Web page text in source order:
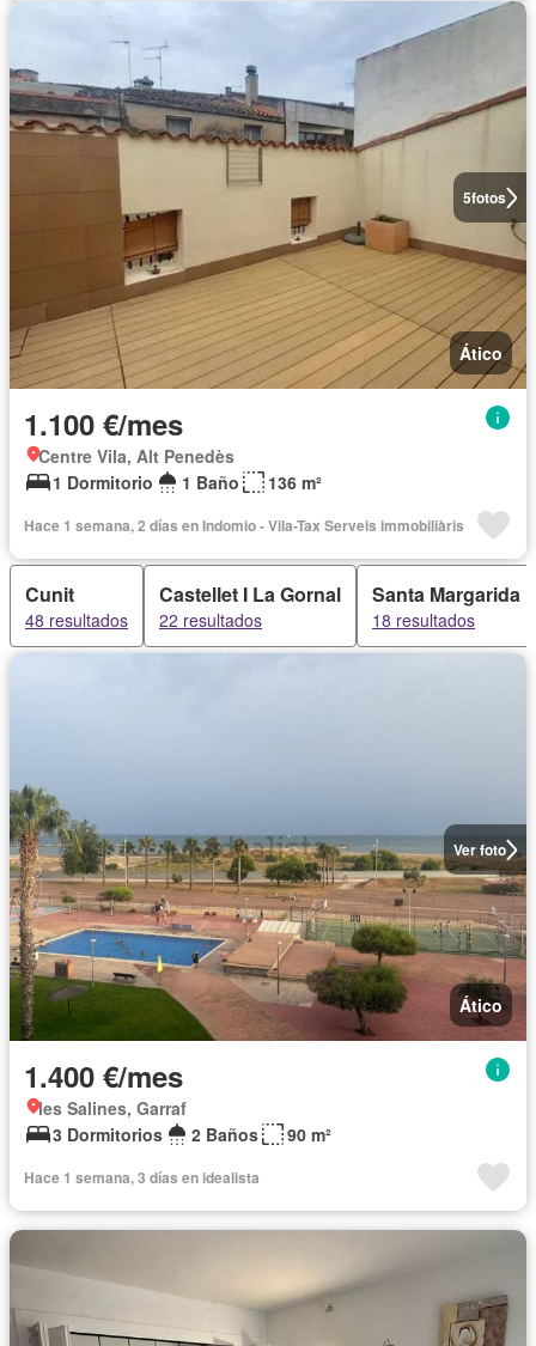
5fotos
Ático
1.100 €/mes
Centre Vila, Alt Penedès
1 Dormitorio
1 Baño 136 m²
Hace 1 semana, 2 días en Indomio - Vila-Tax Serveis immobiliàris
Cunit
48 resultados
Castellet I La Gornal
22 resultados
Santa Margarida
18 resultados
Ver foto
Ático
1.400 €/mes
les Salines, Garraf
3 Dormitorios
2 Baños 90 m²
Hace 1 semana, 3 días en idealista